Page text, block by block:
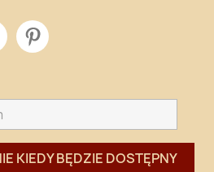
KIEDY BĘDZIE DOSTĘPNY